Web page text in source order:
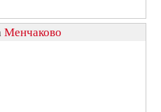
Менчаково